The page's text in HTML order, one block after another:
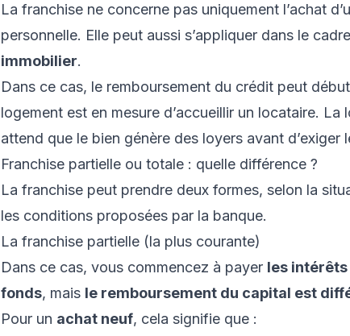
La franchise ne concerne pas uniquement l’achat
personnelle. Elle peut aussi s’appliquer dans le cadre
immobilier.
Dans ce cas, le remboursement du crédit peut
logement est en mesure d’accueillir un locataire. La
attend que le bien génère des loyers avant d’exiger
Franchise partielle ou totale : quelle différence ?
La franchise peut prendre deux formes, selon la
les conditions proposées par la banque.
La franchise partielle (la plus courante)
Dans ce cas, vous commencez à payer les
fonds, mais le remboursement du capital est
Pour un achat neuf, cela signifie que :